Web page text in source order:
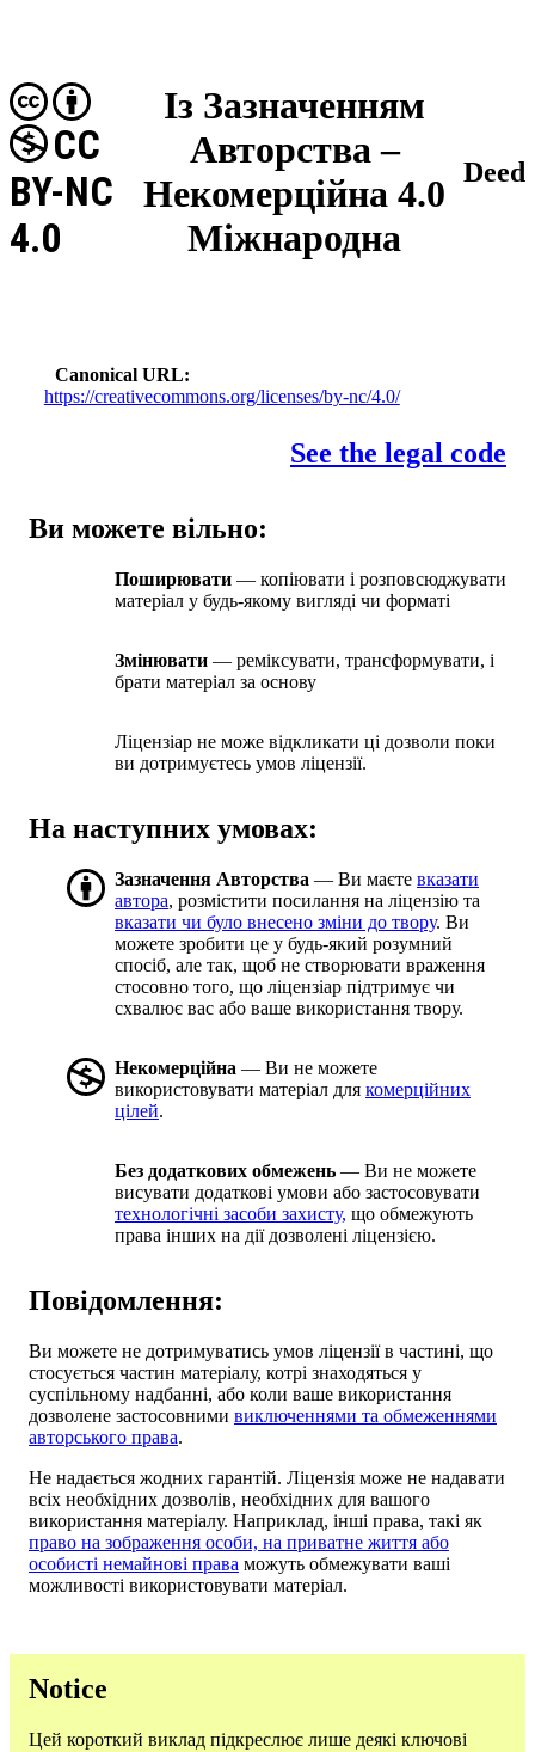
Із Зазначенням
Авторства –
Некомерційна 4.0
Міжнародна
CC
BY-NC
4.0
Deed
Canonical URL
https://creativecommons.org/licenses/by-nc/4.0/
See the legal code
Ви можете вільно:
Поширювати — копіювати і розповсюджувати
матеріал у будь-якому вигляді чи форматі
Змінювати — реміксувати, трансформувати, і
брати матеріал за основу
Ліцензіар не може відкликати ці дозволи поки
ви дотримуєтесь умов ліцензії.
На наступних умовах:
Зазначення Авторства — Ви маєте вказати
автора, розмістити посилання на ліцензію та
вказати чи було внесено зміни до твору. Ви
можете зробити це у будь-який розумний
спосіб, але так, щоб не створювати враження
стосовно того, що ліцензіар підтримує чи
схвалює вас або ваше використання твору.
Некомерційна — Ви не можете
використовувати матеріал для комерційних
цілей.
Без додаткових обмежень — Ви не можете
висувати додаткові умови або застосовувати
технологічні засоби захисту, що обмежують
права інших на дії дозволені ліцензією.
Повідомлення:
Ви можете не дотримуватись умов ліцензії в частині, що
стосується частин матеріалу, котрі знаходяться у
суспільному надбанні, або коли ваше використання
дозволене застосовними виключеннями та обмеженнями
авторського права.
Не надається жодних гарантій. Ліцензія може не надавати
всіх необхідних дозволів, необхідних для вашого
використання матеріалу. Наприклад, інші права, такі як
право на зображення особи, на приватне життя або
особисті немайнові права можуть обмежувати ваші
можливості використовувати матеріал.
Notice
Цей короткий виклад підкреслює лише деякі ключові